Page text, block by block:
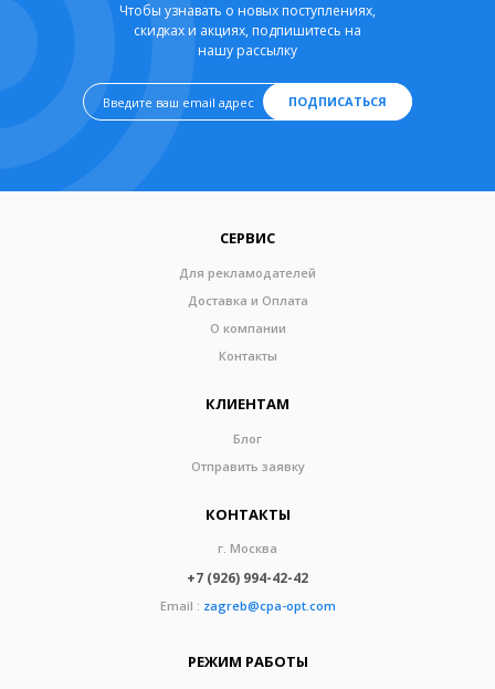
Чтобы узнавать о новых поступлениях,
скидках и акциях, подпишитесь на
нашу рассылку
ПОДПИСАТЬСЯ
СЕРВИС
Для рекламодателей
Доставка и Оплата
О компании
Контакты
КЛИЕНТАМ
Блог
Отправить заявку
КОНТАКТЫ
г. Москва
+7 (926) 994-42-42
Email : zagreb@cpa-opt.com
РЕЖИМ РАБОТЫ